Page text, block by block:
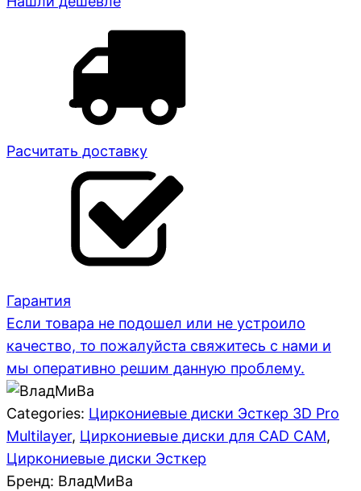
Расчитать доставку
Гарантия
Если товара не подошел или не устроило
качество, то пожалуйста свяжитесь с нами и
мы оперативно решим данную проблему.
Categories: Циркониевые диски Эсткер 3D Pro
Multilayer, Циркониевые диски для CAD CAM,
Циркониевые диски Эсткер
Бренд: ВладМиВа